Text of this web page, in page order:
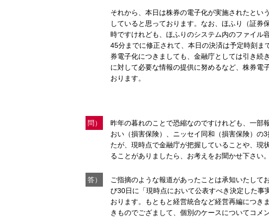
それから、本日は株券の電子化が実施されたとい
していると思っております。なお、ほふり（証
時ですけれども、ほふりのシステム内のファイル
45分までに修正されて、本日の決済は予定時刻
券電子化につきましても、金融庁としては引き続
に対して必要な情報の提供に努めるなど、株券電
おります。
問）
昨年の暮れのことで恐縮なのですけれども、一部
おい（損害保険）、ニッセイ同和（損害保険）の
たが、現時点で金融庁が把握していることや、現
ることがありましたら、お考えをお聞かせ下さい。
答）
ご指摘のような報道があったことは承知いたして
び30日に「現時点において公表すべき決定した
おります。もともと経営統合など経営再編につき
きものでござまして、個別のケースについてコメ